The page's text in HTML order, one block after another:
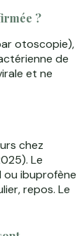
?
otoscopie),
de
et ne
chez
Le
ibuprofène
repos. Le